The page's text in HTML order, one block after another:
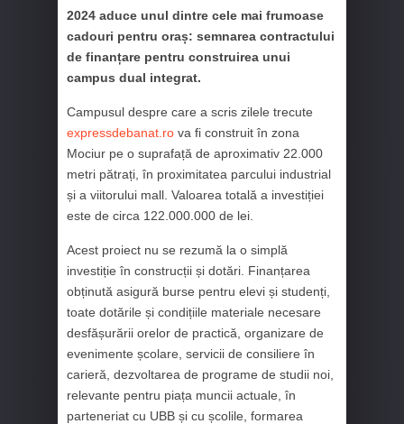
2024 aduce unul dintre cele mai frumoase
cadouri pentru oraș: semnarea contractului
de finanțare pentru construirea unui
campus dual integrat.
Campusul despre care a scris zilele trecute
expressdebanat.ro va fi construit în zona
Mociur pe o suprafață de aproximativ 22.000
metri pătrați, în proximitatea parcului industrial
și a viitorului mall. Valoarea totală a investiției
este de circa 122.000.000 de lei.
Acest proiect nu se rezumă la o simplă
investiție în construcții și dotări. Finanțarea
obținută asigură burse pentru elevi și studenți,
toate dotările și condițiile materiale necesare
desfășurării orelor de practică, organizare de
evenimente școlare, servicii de consiliere în
carieră, dezvoltarea de programe de studii noi,
relevante pentru piața muncii actuale, în
parteneriat cu UBB și cu școlile, formarea